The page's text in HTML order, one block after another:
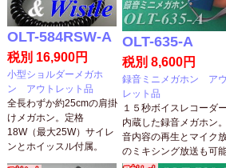
OLT-584RSW-A
税別 16,900円
小型ショルダーメガホ
ン アウトレット品
全長わずか約25cmの肩掛
けメガホン。定格
18W（最大25W）サイレ
ンとホイッスル付属。
OLT-635-A
税別 8,600円
録音ミニメガホン ア
レット品
１５秒ボイスレコーダ
内蔵した録音メガホン
音内容の再生とマイク
のミキシング放送も可能